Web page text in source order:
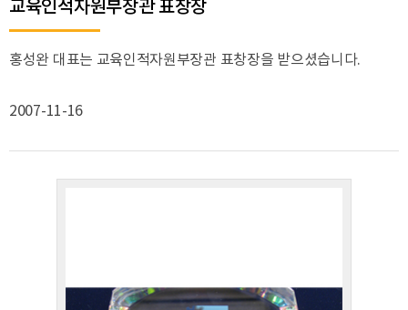
교육인적자원부장관 표창장
홍성완 대표는 교육인적자원부장관 표창장을 받으셨습니다.
2007-11-16